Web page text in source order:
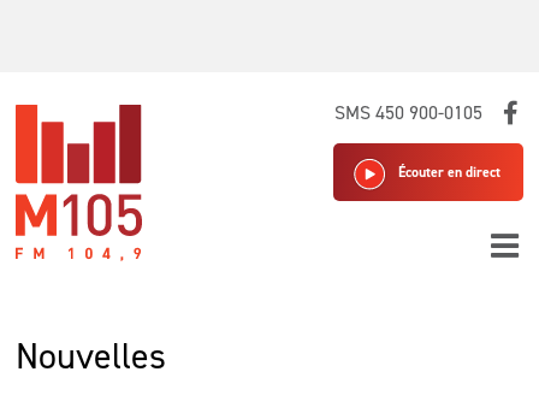
SMS 450 900-0105
Écouter en direct
Nouvelles